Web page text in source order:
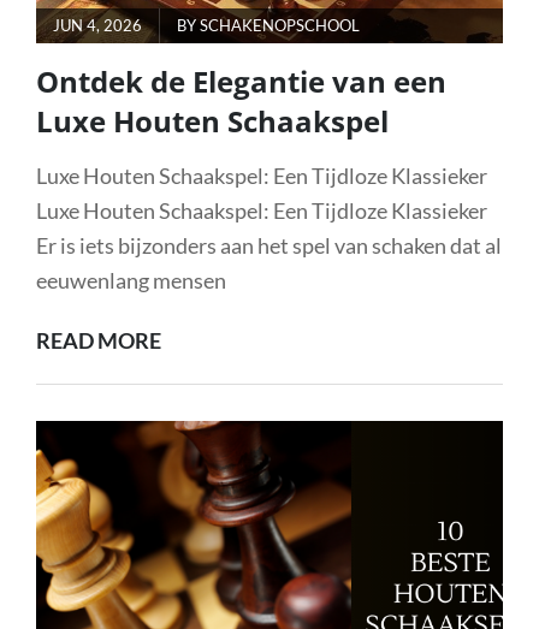
POSTED
ON
JUN 4, 2026 BYSCHAKENOPSCHOOL
Ontdek de Elegantie van een
Luxe Houten Schaakspel
Luxe Houten Schaakspel: Een Tijdloze Klassieker
Luxe Houten Schaakspel: Een Tijdloze Klassieker
Er is iets bijzonders aan het spel van schaken dat al
eeuwenlang mensen
READ MOREONTDEK
VAN
EEN
LUXE
HOUTEN
SCHAAKSPEL